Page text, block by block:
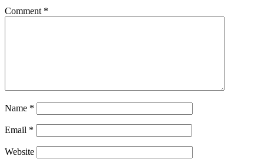
Comment *
Name *
Email *
Website